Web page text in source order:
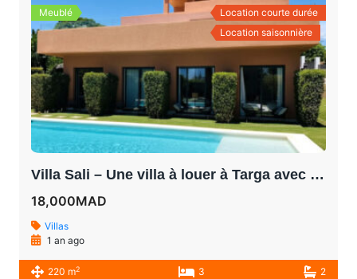
Meublé
Location courte durée
Location saisonnière
Villa Sali – Une villa à louer à Targa avec piscine 3 chambres et grand jardin
18,000MAD
Villas
1 an ago
220 m2 3 2